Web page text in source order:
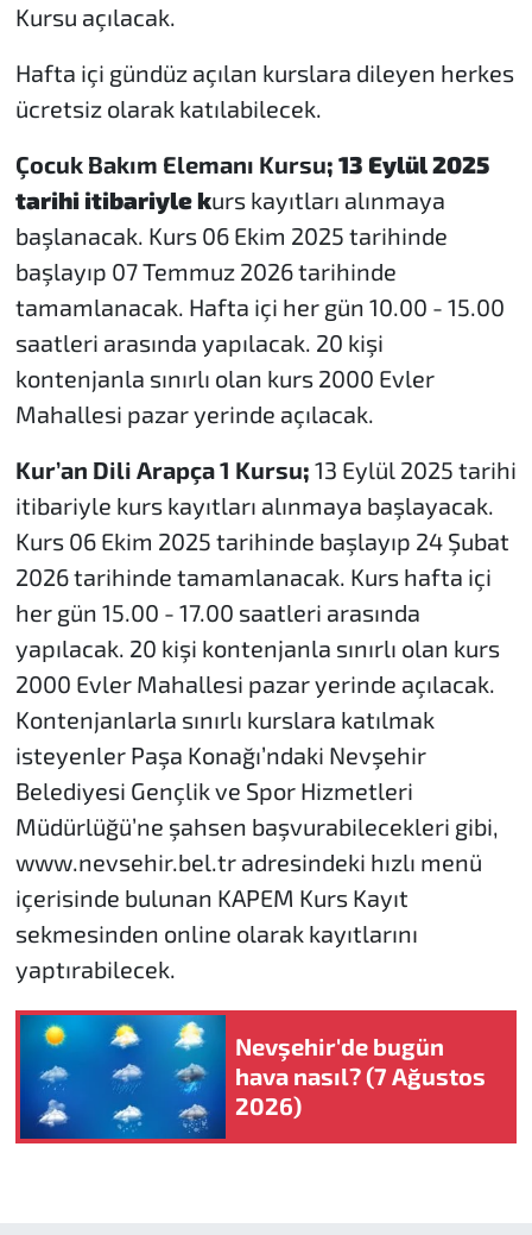
Kursu açılacak.
Hafta içi gündüz açılan kurslara dileyen herkes
ücretsiz olarak katılabilecek.
Çocuk Bakım Elemanı Kursu; 13 Eylül 2025
tarihi itibariyle kurs kayıtları alınmaya
başlanacak. Kurs 06 Ekim 2025 tarihinde
başlayıp 07 Temmuz 2026 tarihinde
tamamlanacak. Hafta içi her gün 10.00 - 15.00
saatleri arasında yapılacak. 20 kişi
kontenjanla sınırlı olan kurs 2000 Evler
Mahallesi pazar yerinde açılacak.
Kur’an Dili Arapça 1 Kursu; 13 Eylül 2025 tarihi
itibariyle kurs kayıtları alınmaya başlayacak.
Kurs 06 Ekim 2025 tarihinde başlayıp 24 Şubat
2026 tarihinde tamamlanacak. Kurs hafta içi
her gün 15.00 - 17.00 saatleri arasında
yapılacak. 20 kişi kontenjanla sınırlı olan kurs
2000 Evler Mahallesi pazar yerinde açılacak.
Kontenjanlarla sınırlı kurslara katılmak
isteyenler Paşa Konağı’ndaki Nevşehir
Belediyesi Gençlik ve Spor Hizmetleri
Müdürlüğü’ne şahsen başvurabilecekleri gibi,
www.nevsehir.bel.tr adresindeki hızlı menü
içerisinde bulunan KAPEM Kurs Kayıt
sekmesinden online olarak kayıtlarını
yaptırabilecek.
Nevşehir'de bugün
hava nasıl? (7 Ağustos
2026)